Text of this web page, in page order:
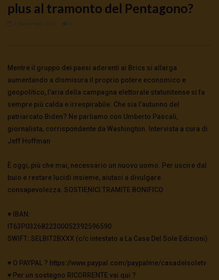
5 Agosto 2026 - LUD:4 Agosto 2026
0
150 0 0
0
146
plus al tramonto del Pentagono?
Mentre il gruppo dei paesi aderenti ai Brics si allarga
aumentando a dismisura il proprio potere economico e
geopolitico, l’aria della campagna elettorale statunitense si fa
sempre più calda e irrespirabile. Che sia l’autunno del
patriarcato Biden? Ne parliamo con Umberto Pascali,
giornalista, corrispondente da Washington. Intervista a cura di
Jeff Hoffman
È oggi, più che mai, necessario un nuovo uomo. Per uscire dal
buio e restare lucidi insieme, aiutaci a divulgare
consapevolezza. SOSTIENICI TRAMITE BONIFICO
♥️ IBAN:
IT63P0326822300052392596590
SWIFT: SELBIT2BXXX (c/c intestato a La Casa Del Sole Edizioni)
♥️ O PAYPAL ? https://www.paypal.com/paypalme/casadelsoletv
♥️ Per un sostegno RICORRENTE vai qui ?